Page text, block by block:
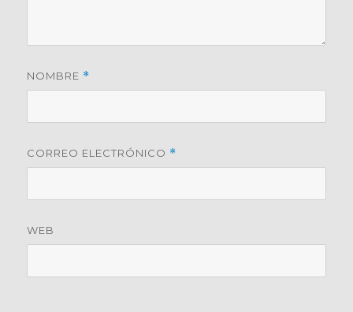
NOMBRE *
CORREO ELECTRÓNICO *
WEB